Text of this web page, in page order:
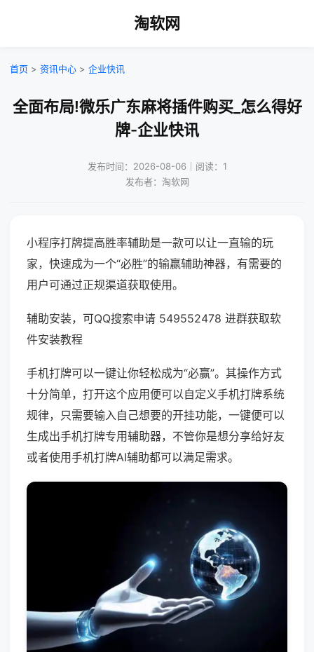
淘软网
首页 > 资讯中心 > 企业快讯
全面布局!微乐广东麻将插件购买_怎么得好
牌-企业快讯
发布时间：2026-08-06｜阅读：1
发布者：淘软网
小程序打牌提高胜率辅助是一款可以让一直输的玩
家，快速成为一个“必胜”的输赢辅助神器，有需要的
用户可通过正规渠道获取使用。
辅助安装，可QQ搜索申请 549552478 进群获取软
件安装教程
手机打牌可以一键让你轻松成为“必赢”。其操作方式
十分简单，打开这个应用便可以自定义手机打牌系统
规律，只需要输入自己想要的开挂功能，一键便可以
生成出手机打牌专用辅助器，不管你是想分享给好友
或者使用手机打牌AI辅助都可以满足需求。